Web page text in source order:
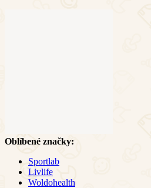
Oblíbené značky:
Sportlab
Livlife
Woldohealth